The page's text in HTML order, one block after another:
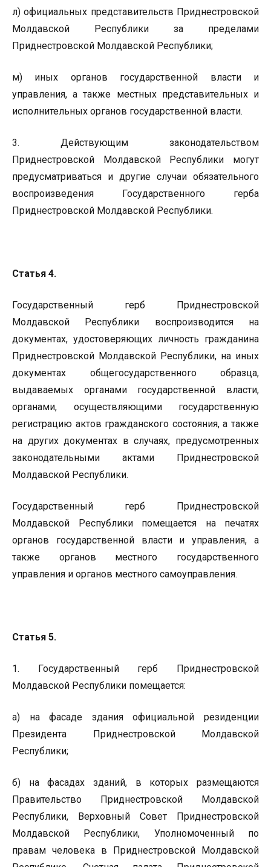
л) официальных представительств Приднестровской
Молдавской Республики за пределами
Приднестровской Молдавской Республики;
м) иных органов государственной власти и
управления, а также местных представительных и
исполнительных органов государственной власти.
3. Действующим законодательством
Приднестровской Молдавской Республики могут
предусматриваться и другие случаи обязательного
воспроизведения Государственного герба
Приднестровской Молдавской Республики.
Статья 4.
Государственный герб Приднестровской
Молдавской Республики воспроизводится на
документах, удостоверяющих личность гражданина
Приднестровской Молдавской Республики, на иных
документах общегосударственного образца,
выдаваемых органами государственной власти,
органами, осуществляющими государственную
регистрацию актов гражданского состояния, а также
на других документах в случаях, предусмотренных
законодательными актами Приднестровской
Молдавской Республики.
Государственный герб Приднестровской
Молдавской Республики помещается на печатях
органов государственной власти и управления, а
также органов местного государственного
управления и органов местного самоуправления.
Статья 5.
1. Государственный герб Приднестровской
Молдавской Республики помещается:
а) на фасаде здания официальной резиденции
Президента Приднестровской Молдавской
Республики;
б) на фасадах зданий, в которых размещаются
Правительство Приднестровской Молдавской
Республики, Верховный Совет Приднестровской
Молдавской Республики, Уполномоченный по
правам человека в Приднестровской Молдавской